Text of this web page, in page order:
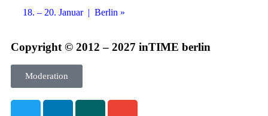
18. – 20. Januar | Berlin »
Copyright © 2012 – 2027 inTIME berlin
Moderation